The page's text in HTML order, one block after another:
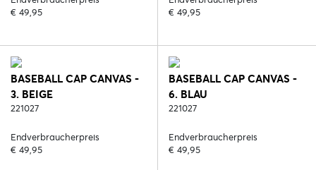
€ 49,95
€ 49,95
BASEBALL CAP CANVAS -
3. BEIGE
221027
Endverbraucherpreis
€ 49,95
BASEBALL CAP CANVAS -
6. BLAU
221027
Endverbraucherpreis
€ 49,95